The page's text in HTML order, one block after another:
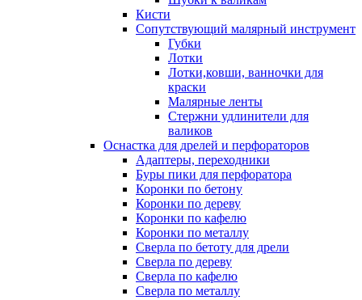
Кисти
Сопутствующий малярный инструмент
Губки
Лотки
Лотки,ковши, ванночки для
краски
Малярные ленты
Стержни удлинители для
валиков
Оснастка для дрелей и перфораторов
Адаптеры, переходники
Буры пики для перфоратора
Коронки по бетону
Коронки по дереву
Коронки по кафелю
Коронки по металлу
Сверла по бетоту для дрели
Сверла по дереву
Сверла по кафелю
Сверла по металлу